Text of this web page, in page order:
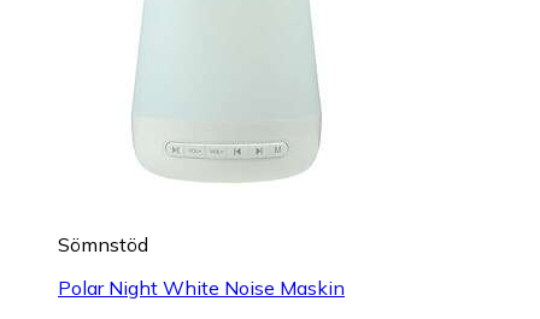
Sömnstöd
Polar Night White Noise Maskin